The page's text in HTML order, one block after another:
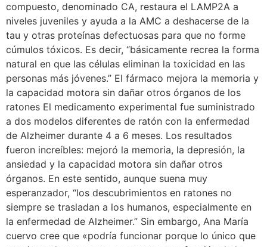
compuesto, denominado CA, restaura el LAMP2A a
niveles juveniles y ayuda a la AMC a deshacerse de la
tau y otras proteínas defectuosas para que no forme
cúmulos tóxicos. Es decir, “básicamente recrea la forma
natural en que las células eliminan la toxicidad en las
personas más jóvenes.” El fármaco mejora la memoria y
la capacidad motora sin dañar otros órganos de los
ratones El medicamento experimental fue suministrado
a dos modelos diferentes de ratón con la enfermedad
de Alzheimer durante 4 a 6 meses. Los resultados
fueron increíbles: mejoró la memoria, la depresión, la
ansiedad y la capacidad motora sin dañar otros
órganos. En este sentido, aunque suena muy
esperanzador, “los descubrimientos en ratones no
siempre se trasladan a los humanos, especialmente en
la enfermedad de Alzheimer.” Sin embargo, Ana María
cuervo cree que «podría funcionar porque lo único que